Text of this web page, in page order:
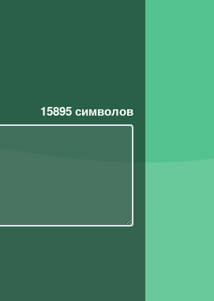
15895символов